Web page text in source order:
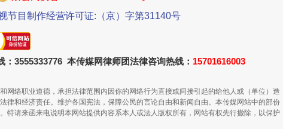
定乱象
重拳出击！专项整治午间酒驾
节目制作经营许可证:（京）字第31140号
：3555333776 本传媒网律师团法律咨询热线： 15701616003
络职业道德，承担法律范围内因你的网络行为直接或间接引起的给他人或（单位）造
和经济责任。维护各国宪法，保障公民的言论自由和新闻自由。本传媒网站中的部份
请来函来电说明本网站提供内容系本人或法人版权所有，网站有权先行撤除，以保护